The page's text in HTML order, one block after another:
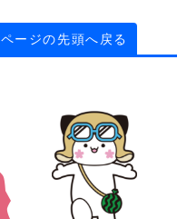
ページの先頭へ戻る